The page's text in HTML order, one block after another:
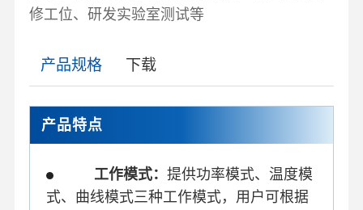
修工位、研发实验室测试等
产品规格 下载
产品特点
工作模式： 提供功率模式、温度模
式、曲线模式三种工作模式，用户可根据